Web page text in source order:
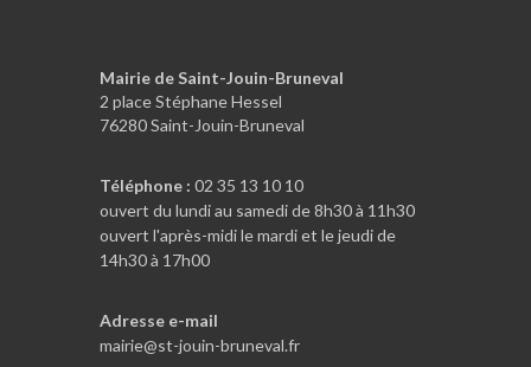
Mairie de Saint-Jouin-Bruneval
2 place Stéphane Hessel
76280 Saint-Jouin-Bruneval
Téléphone : 02 35 13 10 10
ouvert du lundi au samedi de 8h30 à 11h30
ouvert l'après-midi le mardi et le jeudi de
14h30 à 17h00
Adresse e-mail
mairie@st-jouin-bruneval.fr